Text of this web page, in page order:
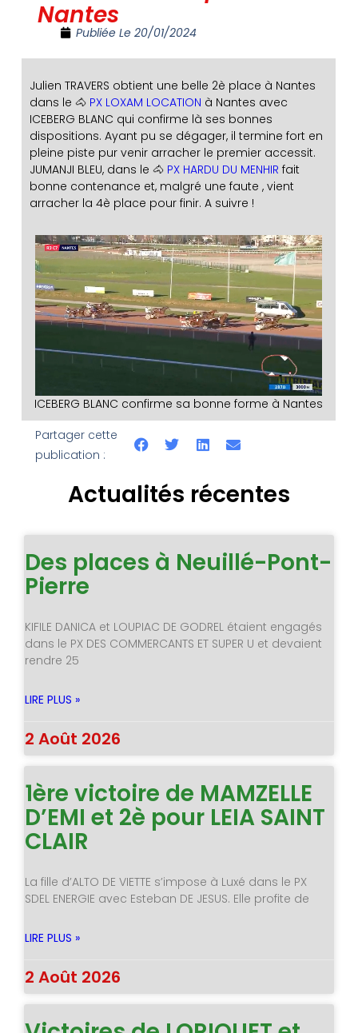
Nantes
Publiée Le 20/01/2024
Julien TRAVERS obtient une belle 2è place à Nantes
dans le 🐴 PX LOXAM LOCATION à Nantes avec
ICEBERG BLANC qui confirme là ses bonnes
dispositions. Ayant pu se dégager, il termine fort en
pleine piste pur venir arracher le premier accessit.
JUMANJI BLEU, dans le 🐴 PX HARDU DU MENHIR fait
bonne contenance et, malgré une faute , vient
arracher la 4è place pour finir. A suivre !
ICEBERG BLANC confirme sa bonne forme à Nantes
Partager cette
publication :
Actualités récentes
Des places à Neuillé-Pont-
Pierre
KIFILE DANICA et LOUPIAC DE GODREL étaient engagés
dans le PX DES COMMERCANTS ET SUPER U et devaient
rendre 25
LIRE PLUS »
2 Août 2026
1ère victoire de MAMZELLE
D’EMI et 2è pour LEIA SAINT
CLAIR
La fille d’ALTO DE VIETTE s’impose à Luxé dans le PX
SDEL ENERGIE avec Esteban DE JESUS. Elle profite de
LIRE PLUS »
2 Août 2026